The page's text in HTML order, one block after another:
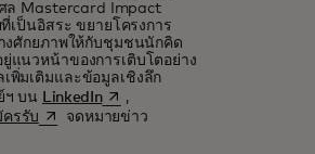
ล Mastercard Impact
เป็นอิสระ ขยายโครงการ
งศักยภาพให้กับชุมชนนักคิด
แนวหน้าของการเติบโตอย่าง
พิ่มเติมและข้อมูลเชิงลึก
ฯ บน LinkedInopens in a new tab
,
new tab
ครรับopens in a new tab
จดหมายข่าว